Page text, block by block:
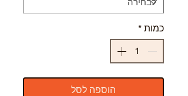
כמות *
הוספה לסל